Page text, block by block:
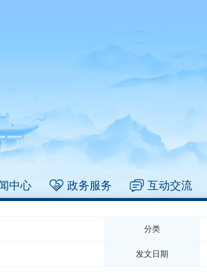
中心 政务服务 互动交流
分类
发文日期